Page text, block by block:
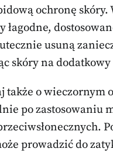
ochronę skóry.
łagodne,
usuną
skóry na dodatkowy
także o wieczornym
po zastosowaniu
prowadzić do